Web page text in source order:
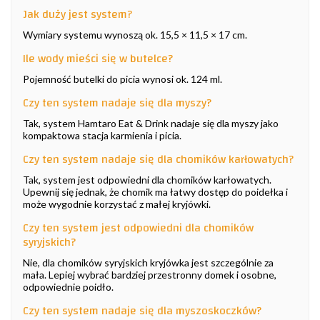
Jak duży jest system?
Wymiary systemu wynoszą ok. 15,5 × 11,5 × 17 cm.
Ile wody mieści się w butelce?
Pojemność butelki do picia wynosi ok. 124 ml.
Czy ten system nadaje się dla myszy?
Tak, system Hamtaro Eat & Drink nadaje się dla myszy jako
kompaktowa stacja karmienia i picia.
Czy ten system nadaje się dla chomików karłowatych?
Tak, system jest odpowiedni dla chomików karłowatych.
Upewnij się jednak, że chomik ma łatwy dostęp do poidełka i
może wygodnie korzystać z małej kryjówki.
Czy ten system jest odpowiedni dla chomików
syryjskich?
Nie, dla chomików syryjskich kryjówka jest szczególnie za
mała. Lepiej wybrać bardziej przestronny domek i osobne,
odpowiednie poidło.
Czy ten system nadaje się dla myszoskoczków?